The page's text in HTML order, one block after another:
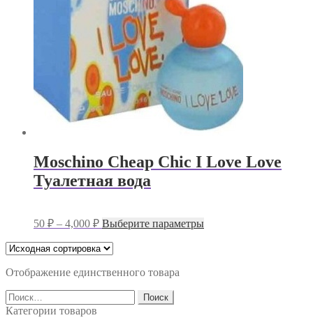
Moschino Cheap Chic I Love Love
Туалетная вода
50 ₽ – 4,000 ₽Диапазон
50 ₽
4,000 ₽
Выберите параметрыЭтот
Отображение единственного товара
Найти:
Категории товаров